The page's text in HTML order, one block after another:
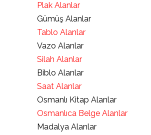
Plak Alanlar
Gümüş Alanlar
Tablo Alanlar
Vazo Alanlar
Silah Alanlar
Biblo Alanlar
Saat Alanlar
Osmanlı Kitap Alanlar
Osmanlıca Belge Alanlar
Madalya Alanlar